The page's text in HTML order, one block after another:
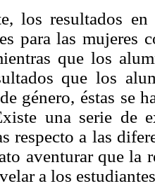
los resultados
para las mujeres
que los
que los
género, éstas se
una serie de
respecto a las
aventurar que la
a los